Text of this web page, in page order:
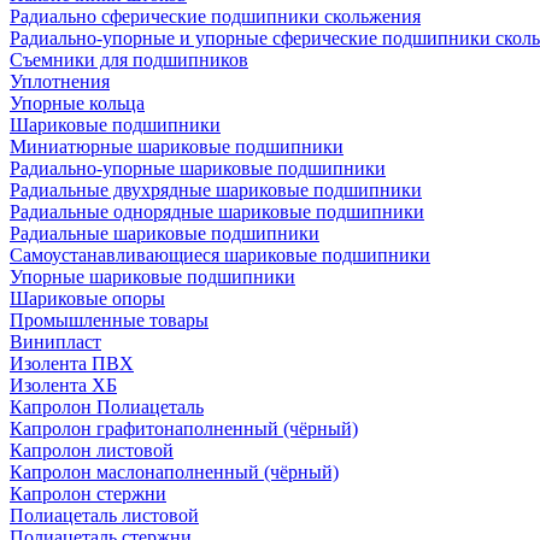
Радиально сферические подшипники скольжения
Радиально-упорные и упорные сферические подшипники
Съемники для подшипников
Уплотнения
Упорные кольца
Шариковые подшипники
Миниатюрные шариковые подшипники
Радиально-упорные шариковые подшипники
Радиальные двухрядные шариковые подшипники
Радиальные однорядные шариковые подшипники
Радиальные шариковые подшипники
Самоустанавливающиеся шариковые подшипники
Упорные шариковые подшипники
Шариковые опоры
Промышленные товары
Винипласт
Изолента ПВХ
Изолента ХБ
Капролон Полиацеталь
Капролон графитонаполненный (чёрный)
Капролон листовой
Капролон маслонаполненный (чёрный)
Капролон стержни
Полиацеталь листовой